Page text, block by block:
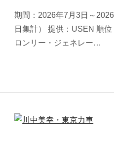
期間：2026年7月3日～
日集計） 提供：USEN 順
ロンリー・ジェネレー…